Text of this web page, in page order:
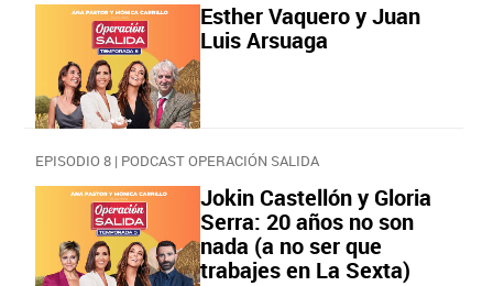
Esther Vaquero y Juan
Luis Arsuaga
EPISODIO 8 | PODCAST OPERACIÓN SALIDA
Jokin Castellón y Gloria
Serra: 20 años no son
nada (a no ser que
trabajes en La Sexta)